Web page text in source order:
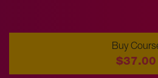
Buy
$37.00